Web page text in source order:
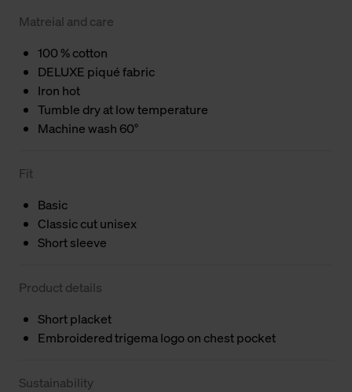
Matreial and care
100 % cotton
DELUXE piqué fabric
Iron hot
Tumble dry at low temperature
Machine wash 60°
Fit
Basic
Classic cut unisex
Short sleeve
Product details
Short placket
Embroidered trigema logo on chest pocket
Sustainability